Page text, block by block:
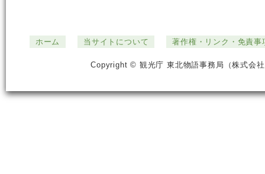
ホーム 当サイトについて 著作権・リンク・免責事
Copyright © 観光庁 東北物語事務局（株式会